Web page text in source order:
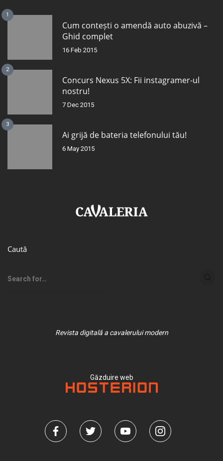
1
Cum contești o amendă auto abuzivă –
Ghid complet
16 Feb 2015
2
Concurs Nexus 5X: Fii instagramer-ul
nostru!
7 Dec 2015
3
Ai grijă de bateria telefonului tău!
6 May 2015
Caută
Revista digitală a cavalerului modern
Găzduire web